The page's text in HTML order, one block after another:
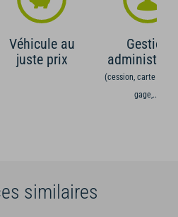
Véhicule au
juste prix
Gestion
(cession, carte grise,
gage,...)
similaires